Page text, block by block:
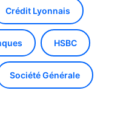
Crédit Lyonnais
HSBC
Société Générale